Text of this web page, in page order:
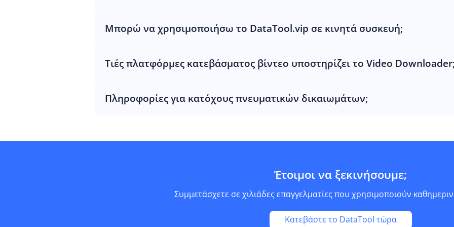
Μπορώ να χρησιμοποιήσω το DataTool.vip σε κινητά συσκευή;
Τιές πλατφόρμες κατεβάσματος βίντεο υποστηρίζει το Video Downloader;
Πληροφορίες για κατόχους πνευματικών δικαιωμάτων;
Έτοιμοι να ξεκινήσουμε;
Συμμετάσχετε σε χιλιάδες επαγγελματίες που χρησιμοποιούν
Κατεβάστε το DataTool τώρα